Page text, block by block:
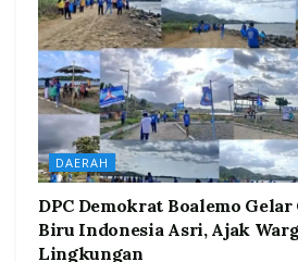
DAERAH
DPC Demokrat Boalemo
Biru Indonesia Asri, Ajak
Lingkungan